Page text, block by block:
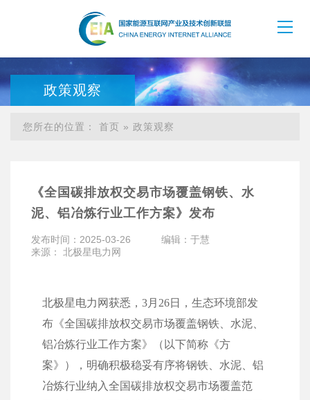
政策观察
您所在的位置： 首页 » 政策观察
《全国碳排放权交易市场覆盖钢铁、水
泥、铝冶炼行业工作方案》发布
发布时间：2025-03-26
编辑：于慧
来源： 北极星电力网
北极星电力网获悉，3月26日，生态环境部发
布《全国碳排放权交易市场覆盖钢铁、水泥、
铝冶炼行业工作方案》（以下简称《方
案》），明确积极稳妥有序将钢铁、水泥、铝
冶炼行业纳入全国碳排放权交易市场覆盖范